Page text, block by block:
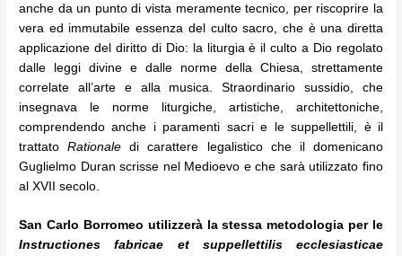
anche da un punto di vista meramente tecnico, per riscoprire la
vera ed immutabile essenza del culto sacro, che è una diretta
applicazione del diritto di Dio: la liturgia è il culto a Dio regolato
dalle leggi divine e dalle norme della Chiesa, strettamente
correlate all’arte e alla musica. Straordinario sussidio, che
insegnava le norme liturgiche, artistiche, architettoniche,
comprendendo anche i paramenti sacri e le suppellettili, è il
trattatoRationale di carattere legalistico che il domenicano
Guglielmo Duran scrisse nel Medioevo e che sarà utilizzato fino
al XVII secolo.
San Carlo Borromeo utilizzerà la stessa metodologia per le
Instructiones fabricae et suppellettilis ecclesiasticae